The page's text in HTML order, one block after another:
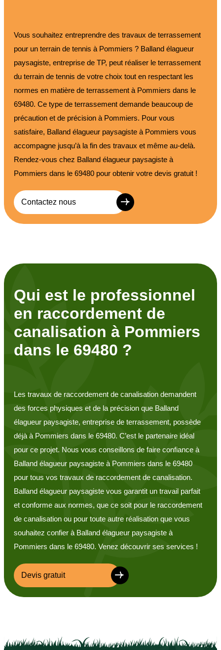
Vous souhaitez entreprendre des travaux de terrassement
pour un terrain de tennis à Pommiers ? Balland élagueur
paysagiste, entreprise de TP, peut réaliser le terrassement
du terrain de tennis de votre choix tout en respectant les
normes en matière de terrassement à Pommiers dans le
69480. Ce type de terrassement demande beaucoup de
précaution et de précision à Pommiers. Pour vous
satisfaire, Balland élagueur paysagiste à Pommiers vous
accompagne jusqu’à la fin des travaux et même au-delà.
Rendez-vous chez Balland élagueur paysagiste à
Pommiers dans le 69480 pour obtenir votre devis gratuit !
Contactez nous
Qui est le professionnel
en raccordement de
canalisation à Pommiers
dans le 69480 ?
Les travaux de raccordement de canalisation demandent
des forces physiques et de la précision que Balland
élagueur paysagiste, entreprise de terrassement, possède
déjà à Pommiers dans le 69480. C’est le partenaire idéal
pour ce projet. Nous vous conseillons de faire confiance à
Balland élagueur paysagiste à Pommiers dans le 69480
pour tous vos travaux de raccordement de canalisation.
Balland élagueur paysagiste vous garantit un travail parfait
et conforme aux normes, que ce soit pour le raccordement
de canalisation ou pour toute autre réalisation que vous
souhaitez confier à Balland élagueur paysagiste à
Pommiers dans le 69480. Venez découvrir ses services !
Devis gratuit